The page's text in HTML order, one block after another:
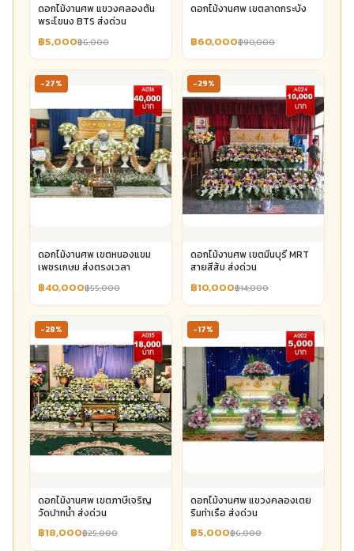
ดอกไม้งานศพ แขวงคลองตัน
พระโขนง BTS ส่งด่วน
฿5,000฿6,000
ดอกไม้งานศพ เขตลาดกระบัง
฿60,000฿90,000
-27%
ดอกไม้งานศพ เขตหนองแขม
เพชรเกษม ส่งตรงเวลา
฿40,000฿55,000
-29%
ดอกไม้งานศพ เขตมีนบุรี MRT
สายสีส้ม ส่งด่วน
฿10,000฿14,000
-28%
ดอกไม้งานศพ เขตภาษีเจริญ
วัดปากน้ำ ส่งด่วน
฿18,000฿25,000
-17%
ดอกไม้งานศพ แขวงคลองเตย
ริมท่าเรือ ส่งด่วน
฿5,000฿6,000